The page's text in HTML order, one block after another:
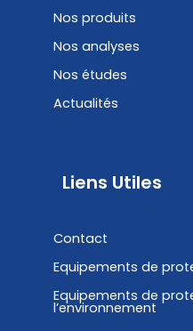
Nos produits
Nos analyses
Nos études
Actualités
Liens Utiles
Contact
Equipements de
Equipements de
l’environnement